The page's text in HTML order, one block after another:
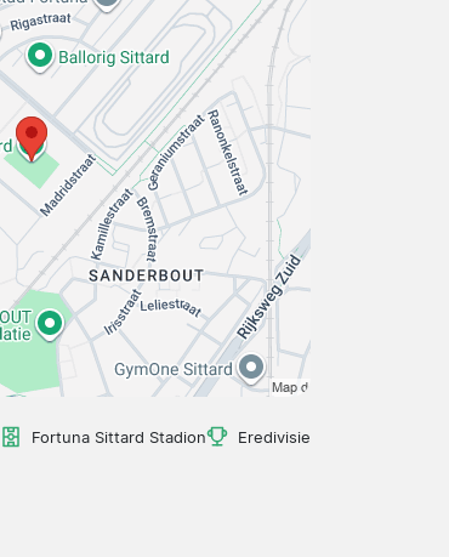
Fortuna Sittard Stadion Eredivisie